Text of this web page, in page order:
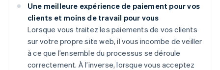
Une meilleure expérience de paiement pour vos
clients et moins de travail pour vous
Lorsque vous traitez les paiements de vos clients
sur votre propre site web, il vous incombe de veiller
à ce que l’ensemble du processus se déroule
correctement. À l’inverse, lorsque vous acceptez